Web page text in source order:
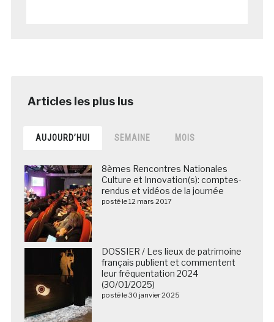
AUJOURD’HUI SEMAINE MOIS
8èmes Rencontres Nationales
Culture et Innovation(s): comptes-
rendus et vidéos de la journée
posté le 12 mars 2017
DOSSIER / Les lieux de patrimoine
français publient et commentent
leur fréquentation 2024
(30/01/2025)
posté le 30 janvier 2025